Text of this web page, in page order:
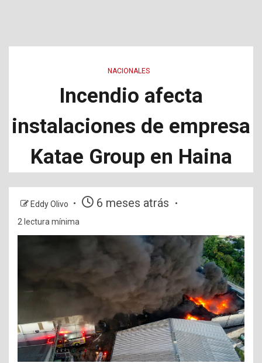
NACIONALES
Incendio afecta
instalaciones de empresa
Katae Group en Haina
Eddy Olivo 6 meses atrás
2 lectura mínima